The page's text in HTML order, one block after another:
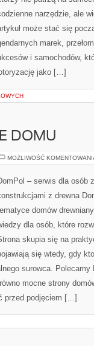
narzędzie, ale
może stać się
marek,
i samochodów,
jako […]
DOMU
MOŻLIWOŚĆ
– serwis dla osób
z drewna
domów
dla osób, które
skupia się na
się wtedy, gdy
surowca.
mocne strony
przed podjęciem […]